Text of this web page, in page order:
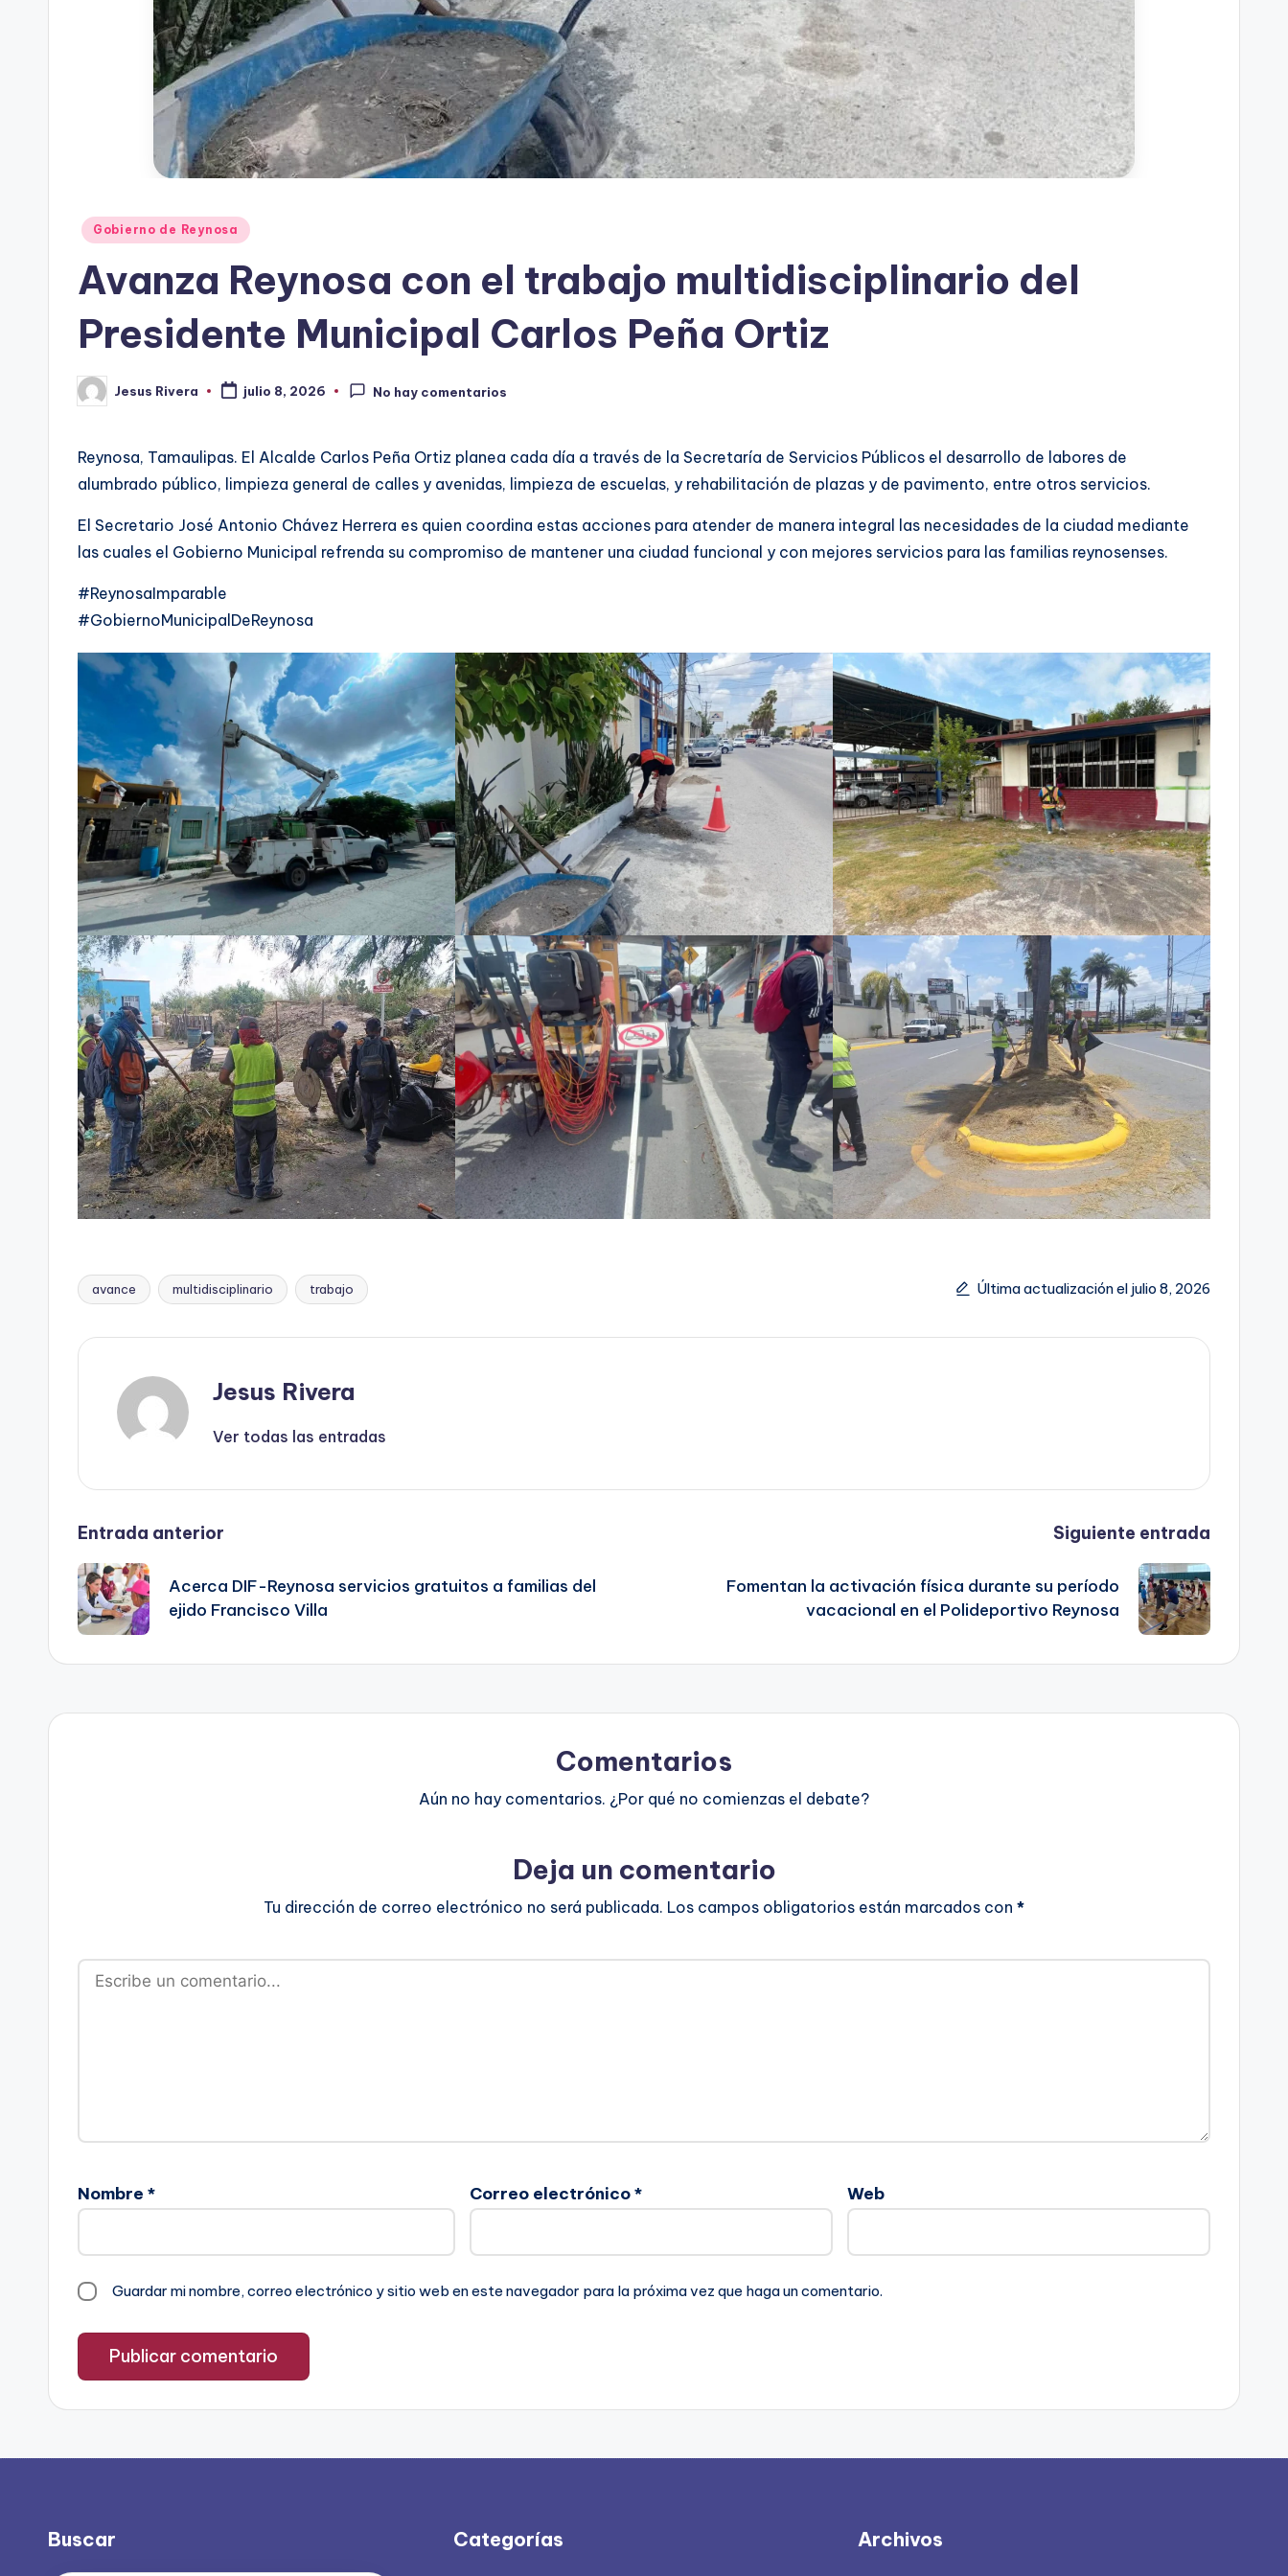
Publicado
Gobierno de Reynosa
Avanza Reynosa con el trabajo multidisciplinario del
Presidente Municipal Carlos Peña Ortiz
Publicado
por
Jesus Rivera julio 8, 2026 No hay comentarios
Reynosa, Tamaulipas. El Alcalde Carlos Peña Ortiz planea cada día a través de la Secretaría de Servicios Públicos el desarrollo de labores de
alumbrado público, limpieza general de calles y avenidas, limpieza de escuelas, y rehabilitación de plazas y de pavimento, entre otros servicios.
El Secretario José Antonio Chávez Herrera es quien coordina estas acciones para atender de manera integral las necesidades de la ciudad mediante
las cuales el Gobierno Municipal refrenda su compromiso de mantener una ciudad funcional y con mejores servicios para las familias reynosenses.
#ReynosaImparable
#GobiernoMunicipalDeReynosa
Etiquetas:
avance multidisciplinario trabajo Última actualización el julio 8, 2026
Jesus Rivera
Ver todas las entradas
Navegación
de
entradas
Entrada anterior
Acerca DIF-Reynosa servicios gratuitos a familias del
ejido Francisco Villa
Siguiente entrada
Fomentan la activación física durante su período
vacacional en el Polideportivo Reynosa
Comentarios
Aún no hay comentarios. ¿Por qué no comienzas el debate?
Deja un comentario
Tu dirección de correo electrónico no será publicada. Los campos obligatorios están marcados con *
Nombre * Correo electrónico* Web
Guardar mi nombre, correo electrónico y sitio web en este navegador para la próxima vez que haga un comentario.
Buscar Categorías Archivos